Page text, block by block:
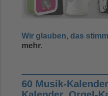
Wir glauben, das
mehr.
60 Musik-